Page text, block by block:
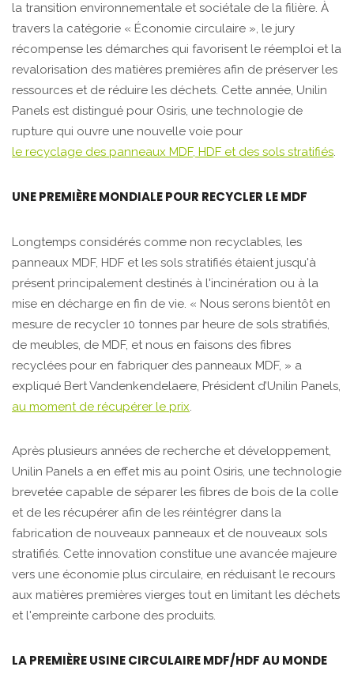
la transition environnementale et sociétale de la filière. À
travers la catégorie « Économie circulaire », le jury
récompense les démarches qui favorisent le réemploi et la
revalorisation des matières premières afin de préserver les
ressources et de réduire les déchets. Cette année, Unilin
Panels est distingué pour Osiris, une technologie de
rupture qui ouvre une nouvelle voie pour
le recyclage des panneaux MDF, HDF et des sols stratifiés.
UNE PREMIÈRE MONDIALE POUR RECYCLER LE MDF
Longtemps considérés comme non recyclables, les
panneaux MDF, HDF et les sols stratifiés étaient jusqu'à
présent principalement destinés à l'incinération ou à la
mise en décharge en fin de vie. « Nous serons bientôt en
mesure de recycler 10 tonnes par heure de sols stratifiés,
de meubles, de MDF, et nous en faisons des fibres
recyclées pour en fabriquer des panneaux MDF, » a
expliqué Bert Vandenkendelaere, Président d’Unilin Panels,
au moment de récupérer le prix.
Après plusieurs années de recherche et développement,
Unilin Panels a en effet mis au point Osiris, une technologie
brevetée capable de séparer les fibres de bois de la colle
et de les récupérer afin de les réintégrer dans la
fabrication de nouveaux panneaux et de nouveaux sols
stratifiés. Cette innovation constitue une avancée majeure
vers une économie plus circulaire, en réduisant le recours
aux matières premières vierges tout en limitant les déchets
et l'empreinte carbone des produits.
LA PREMIÈRE USINE CIRCULAIRE MDF/HDF AU MONDE